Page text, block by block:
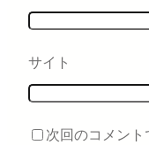
サイト
次回のコメン